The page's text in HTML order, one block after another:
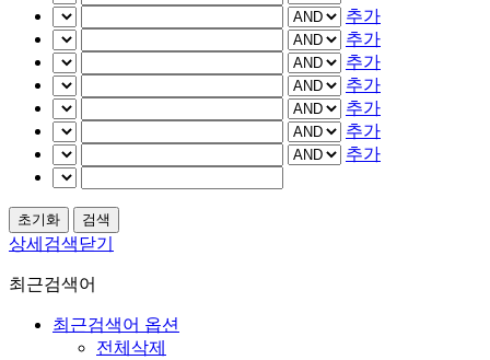
추가
추가
추가
추가
추가
추가
추가
상세검색닫기
최근검색어
최근검색어 옵션
전체삭제